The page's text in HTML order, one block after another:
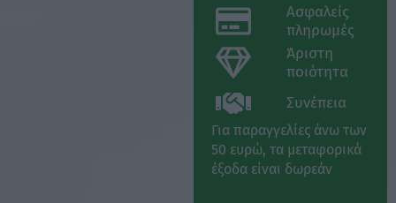
Ασφαλείς
πληρωμές
Άριστη
ποιότητα
Συνέπεια
Για παραγγελίες άνω των
50 ευρώ, τα μεταφορικά
έξοδα είναι δωρεάν